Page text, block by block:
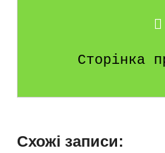
Сторінка
Схожі записи: